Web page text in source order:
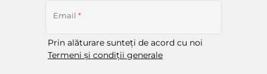
Email *
Prin alăturare sunteți de acord cu noi
Termeni și condiții generale